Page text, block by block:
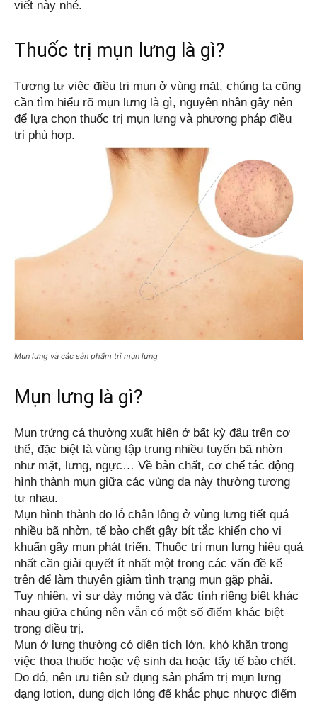
viết này nhé.
Thuốc trị mụn lưng là gì?
Tương tự việc điều trị mụn ở vùng mặt, chúng ta cũng
cần tìm hiểu rõ mụn lưng là gì, nguyên nhân gây nên
để lựa chọn thuốc trị mụn lưng và phương pháp điều
trị phù hợp.
Mụn lưng và các sản phẩm trị mụn lưng
Mụn lưng là gì?
Mụn trứng cá thường xuất hiện ở bất kỳ đâu trên cơ
thể, đặc biệt là vùng tập trung nhiều tuyến bã nhờn
như mặt, lưng, ngực… Về bản chất, cơ chế tác động
hình thành mụn giữa các vùng da này thường tương
tự nhau.
Mụn hình thành do lỗ chân lông ở vùng lưng tiết quá
nhiều bã nhờn, tế bào chết gây bít tắc khiến cho vi
khuẩn gây mụn phát triển. Thuốc trị mụn lưng hiệu quả
nhất cần giải quyết ít nhất một trong các vấn đề kể
trên để làm thuyên giảm tình trạng mụn gặp phải.
Tuy nhiên, vì sự dày mỏng và đặc tính riêng biệt khác
nhau giữa chúng nên vẫn có một số điểm khác biệt
trong điều trị.
Mụn ở lưng thường có diện tích lớn, khó khăn trong
việc thoa thuốc hoặc vệ sinh da hoặc tẩy tế bào chết.
Do đó, nên ưu tiên sử dụng sản phẩm trị mụn lưng
dạng lotion, dung dịch lỏng để khắc phục nhược điểm